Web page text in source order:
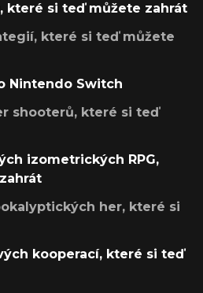
které si teď můžete zahrát
které si teď můžete
Nintendo Switch
shooterů, které si teď
izometrických RPG,
her, které si
kooperací, které si teď